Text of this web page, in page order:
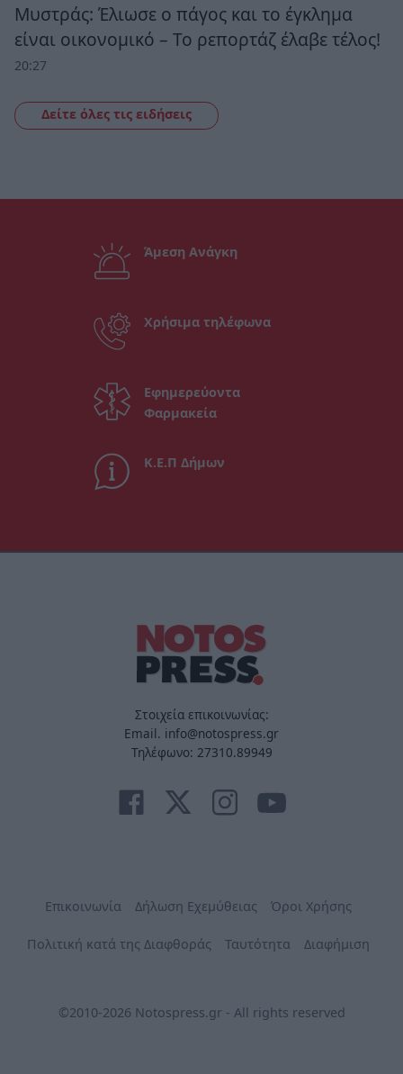
Μυστράς: Έλιωσε ο πάγος και το έγκλημα
είναι οικονομικό – Το ρεπορτάζ έλαβε τέλος!
20:27
Δείτε όλες τις ειδήσεις
Άμεση Ανάγκη
Χρήσιμα τηλέφωνα
Εφημερεύοντα
Φαρμακεία
Κ.Ε.Π Δήμων
Στοιχεία επικοινωνίας:
Email. info@notospress.gr
Τηλέφωνο: 27310.89949
Επικοινωνία Δήλωση Εχεμύθειας Όροι Χρήσης
Πολιτική κατά της Διαφθοράς Ταυτότητα Διαφήμιση
©2010-2026 Notospress.gr - All rights reserved